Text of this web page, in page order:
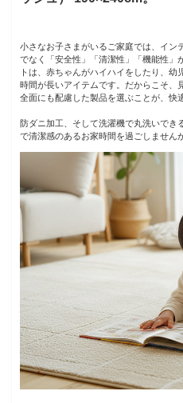
小さなお子さまがいるご家庭では、イン
でなく「安全性」「清潔性」「機能性」
トは、赤ちゃんがハイハイをしたり、
時間が長いアイテムです。だからこそ、
全面にも配慮した製品を選ぶことが、快
防ダニ加工、そして洗濯機で丸洗いでき
で清潔感のあるお家時間を過ごしませんか